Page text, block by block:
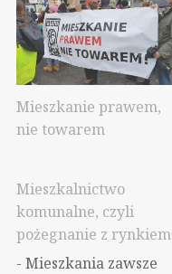
Mieszkanie prawem,
nie towarem
Mieszkalnictwo
komunalne, czyli
pożegnanie z rynkiem
- Mieszkania zawsze